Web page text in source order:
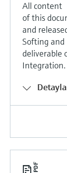
All content
of this
and
Softing and
deliverable
Integration.